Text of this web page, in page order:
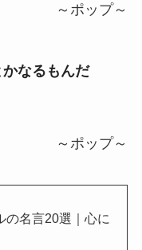
～ポップ～
なるもんだ
～ポップ～
の名言20選｜心に